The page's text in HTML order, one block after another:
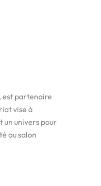
est partenaire
vise à
univers pour
au salon